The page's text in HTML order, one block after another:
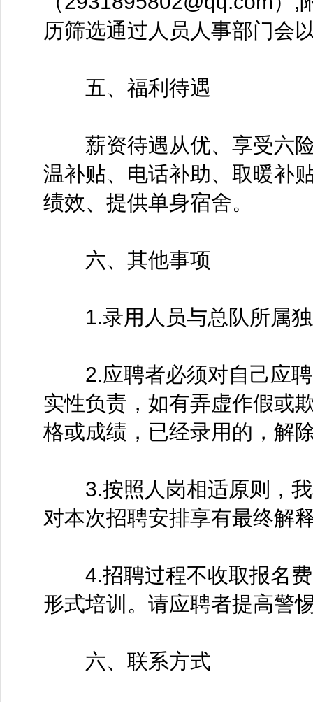
历筛选通过人员人事部门会
五、福利待遇
薪资待遇从优、享受六险
温补贴、电话补助、取暖补
绩效、提供单身宿舍。
六、其他事项
1.录用人员与总队所属独
2.应聘者必须对自己应聘
实性负责，如有弄虚作假或
格或成绩，已经录用的，解
3.按照人岗相适原则，我
对本次招聘安排享有最终解
4.招聘过程不收取报名费
形式培训。请应聘者提高警
六、联系方式